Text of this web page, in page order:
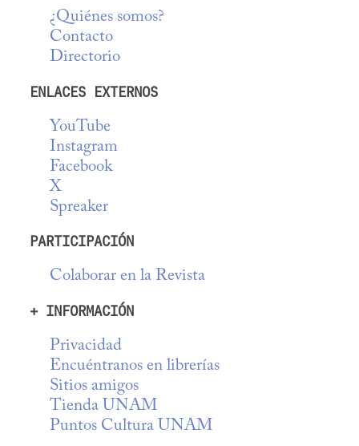
¿Quiénes somos?
Contacto
Directorio
ENLACES EXTERNOS
YouTube
Instagram
Facebook
X
Spreaker
PARTICIPACIÓN
Colaborar en la Revista
+ INFORMACIÓN
Privacidad
Encuéntranos en librerías
Sitios amigos
Tienda UNAM
Puntos Cultura UNAM